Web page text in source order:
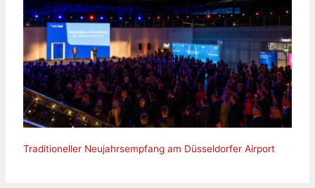
Traditioneller Neujahrsempfang am Düsseldorfer Airport